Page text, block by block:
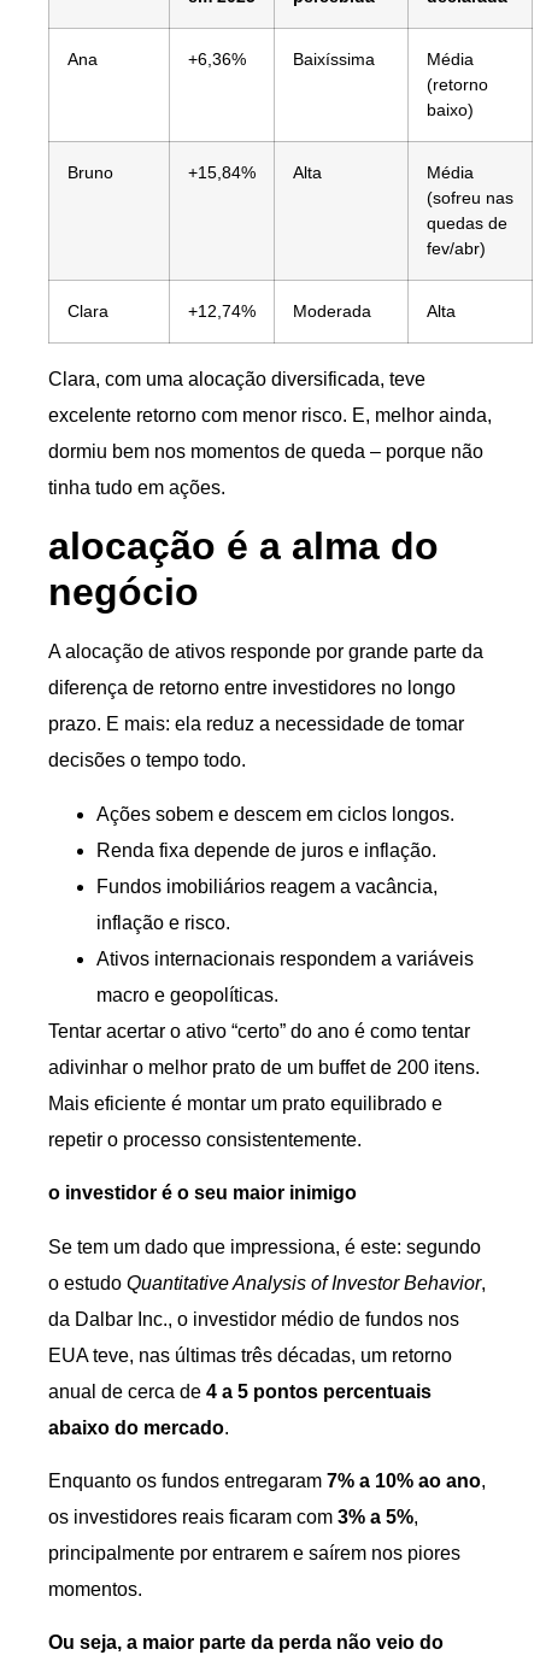
Ana +6,36% Baixíssima
Média
(retorno
baixo)
Bruno +15,84% Alta
Média
(sofreu nas
quedas de
fev/abr)
Clara +12,74% Moderada Alta
Clara, com uma alocação diversificada, teve
excelente retorno com menor risco. E, melhor ainda,
dormiu bem nos momentos de queda – porque não
tinha tudo em ações.
alocação é a alma do
negócio
A alocação de ativos responde por grande parte da
diferença de retorno entre investidores no longo
prazo. E mais: ela reduz a necessidade de tomar
decisões o tempo todo.
Ações sobem e descem em ciclos longos.
Renda fixa depende de juros e inflação.
Fundos imobiliários reagem a vacância,
inflação e risco.
Ativos internacionais respondem a variáveis
macro e geopolíticas.
Tentar acertar o ativo “certo” do ano é como tentar
adivinhar o melhor prato de um buffet de 200 itens.
Mais eficiente é montar um prato equilibrado e
repetir o processo consistentemente.
o investidor é o seu maior inimigo
Se tem um dado que impressiona, é este: segundo
o estudo Quantitative Analysis of Investor Behavior,
da Dalbar Inc., o investidor médio de fundos nos
EUA teve, nas últimas três décadas, um retorno
anual de cerca de 4 a 5 pontos percentuais
abaixo do mercado.
Enquanto os fundos entregaram 7% a 10% ao ano,
os investidores reais ficaram com 3% a 5%,
principalmente por entrarem e saírem nos piores
momentos.
Ou seja, a maior parte da perda não veio do